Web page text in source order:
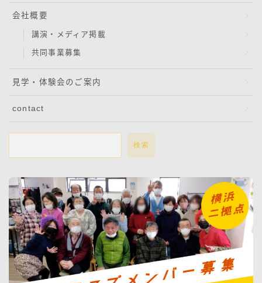
会社概要
講演・メディア掲載
共同事業募集
見学・体験会のご案内
contact
検索